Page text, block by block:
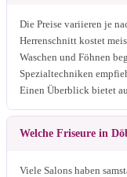
Die Preise variieren je
Herrenschnitt kostet
Waschen und Föhnen
Spezialtechniken
Einen Überblick bietet
Welche Friseure in
Viele Salons haben